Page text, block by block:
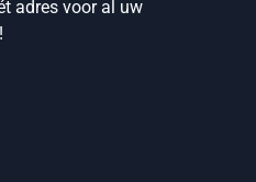
adres voor al uw